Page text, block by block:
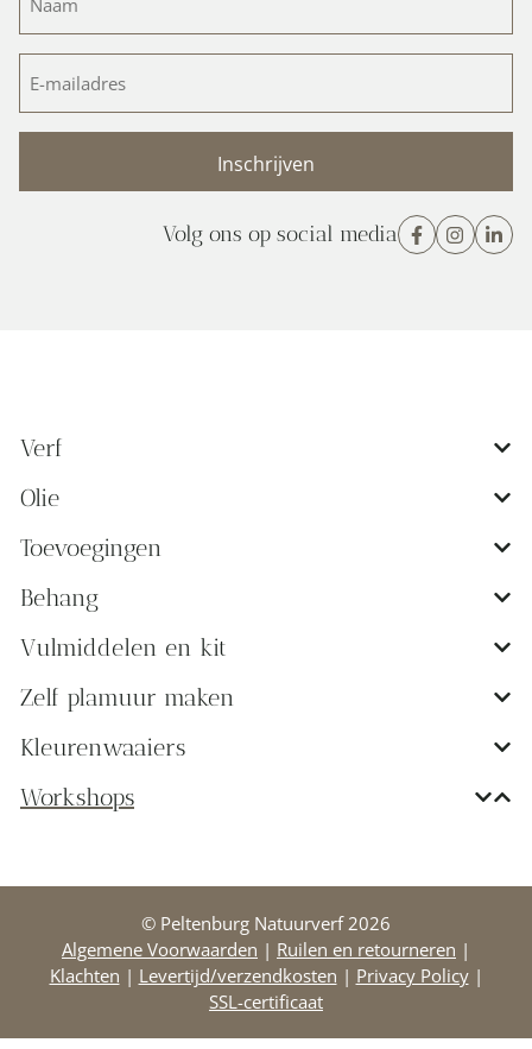
(Vereist)
mailadres
Volg ons op social media
Verf
Olie
Toevoegingen
Behang
Vulmiddelen en kit
Zelf plamuur maken
Kleurenwaaiers
Workshops
© Peltenburg Natuurverf 2026
Algemene Voorwaarden | Ruilen en retourneren |
Klachten | Levertijd/verzendkosten | Privacy Policy|
SSL-certificaat